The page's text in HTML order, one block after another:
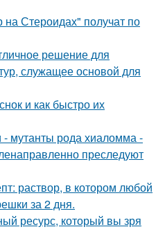
Стероидах" получат по
решение для
служащее основой для
и как быстро их
мутанты рода хиаломма -
преследуют
раствор, в котором любой
за 2 дня.
ресурс, который вы зря